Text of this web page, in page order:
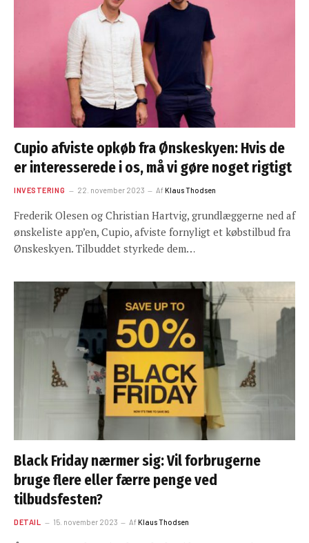
Cupio afviste opkøb fra Ønskeskyen: Hvis de
er interesserede i os, må vi gøre noget rigtigt
INVESTERING 22. november 2023 AfKlaus Thodsen
Frederik Olesen og Christian Hartvig, grundlæggerne ned af
ønskeliste app’en, Cupio, afviste fornyligt et købstilbud fra
Ønskeskyen. Tilbuddet styrkede dem…
Black Friday nærmer sig: Vil forbrugerne
bruge flere eller færre penge ved
tilbudsfesten?
DETAIL 15. november 2023 AfKlaus Thodsen